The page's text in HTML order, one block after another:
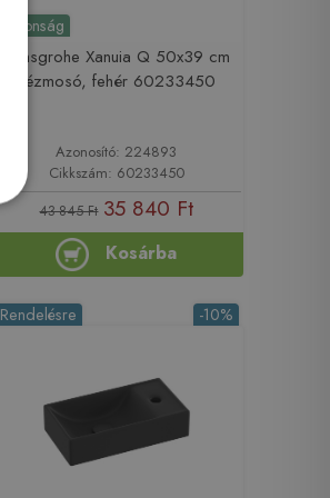
Újdonság
Hansgrohe Xanuia Q 50x39 cm
kézmosó, fehér 60233450
Azonosító: 224893
Cikkszám: 60233450
43 845 Ft 35 840 Ft
Kosárba
-10%
Rendelésre